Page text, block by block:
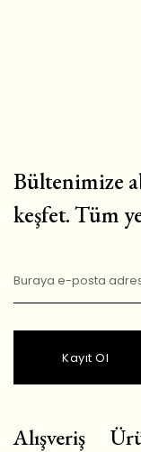
Bültenimize
keşfet. Tüm
Kayıt Ol
Alışveriş